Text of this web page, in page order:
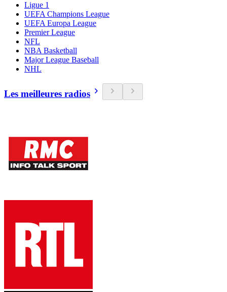
Ligue 1
UEFA Champions League
UEFA Europa League
Premier League
NFL
NBA Basketball
Major League Baseball
NHL
Les meilleures radios